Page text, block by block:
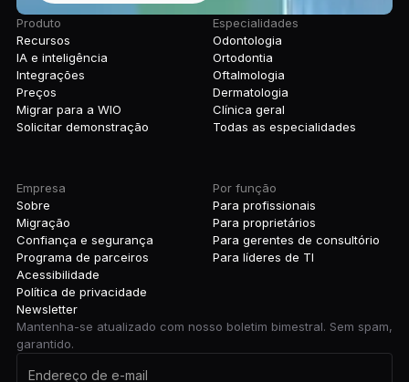
Produto
Recursos
IA e inteligência
Integrações
Preços
Migrar para a WIO
Solicitar demonstração
Especialidades
Odontologia
Ortodontia
Oftalmologia
Dermatologia
Clínica geral
Todas as especialidades
Empresa
Sobre
Migração
Confiança e segurança
Programa de parceiros
Acessibilidade
Política de privacidade
Por função
Para profissionais
Para proprietários
Para gerentes de consultório
Para líderes de TI
Newsletter
Mantenha-se atualizado com nosso boletim bimestral. Sem spam,
garantido.